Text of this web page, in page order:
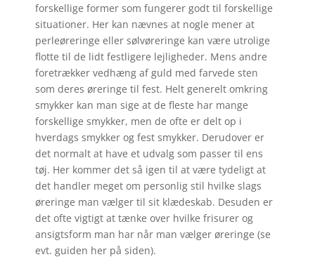
forskellige former som fungerer godt til forskellige
situationer. Her kan nævnes at nogle mener at
perleøreringe eller sølvøreringe kan være utrolige
flotte til de lidt festligere lejligheder. Mens andre
foretrækker vedhæng af guld med farvede sten
som deres øreringe til fest. Helt generelt omkring
smykker kan man sige at de fleste har mange
forskellige smykker, men de ofte er delt op i
hverdags smykker og fest smykker. Derudover er
det normalt at have et udvalg som passer til ens
tøj. Her kommer det så igen til at være tydeligt at
det handler meget om personlig stil hvilke slags
øreringe man vælger til sit klædeskab. Desuden er
det ofte vigtigt at tænke over hvilke frisurer og
ansigtsform man har når man vælger øreringe (se
evt. guiden her på siden).